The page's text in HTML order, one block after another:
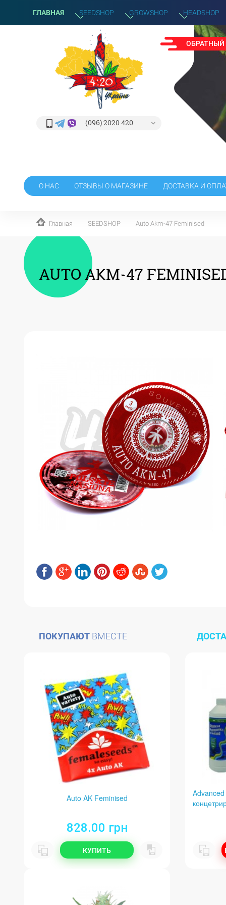
ГЛАВНАЯ SEEDSHOP GROWSHOP HEADSHOP
ОБРАТНЫЙ
(096) 2020 420
О НАС ОТЗЫВЫ О МАГАЗИНЕ ДОСТАВКА И
Главная SEEDSHOP Auto Akm-47 Feminised
AUTO AKM-47
ПОКУПАЮТ ВМЕСТЕ
Auto AK Feminised
828.00 грн
КУПИТЬ